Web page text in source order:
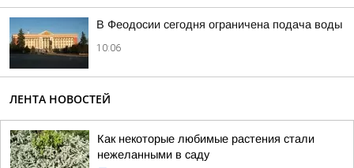
В Феодосии сегодня ограничена подача воды
10:06
ЛЕНТА НОВОСТЕЙ
Как некоторые любимые растения стали
нежеланными в саду